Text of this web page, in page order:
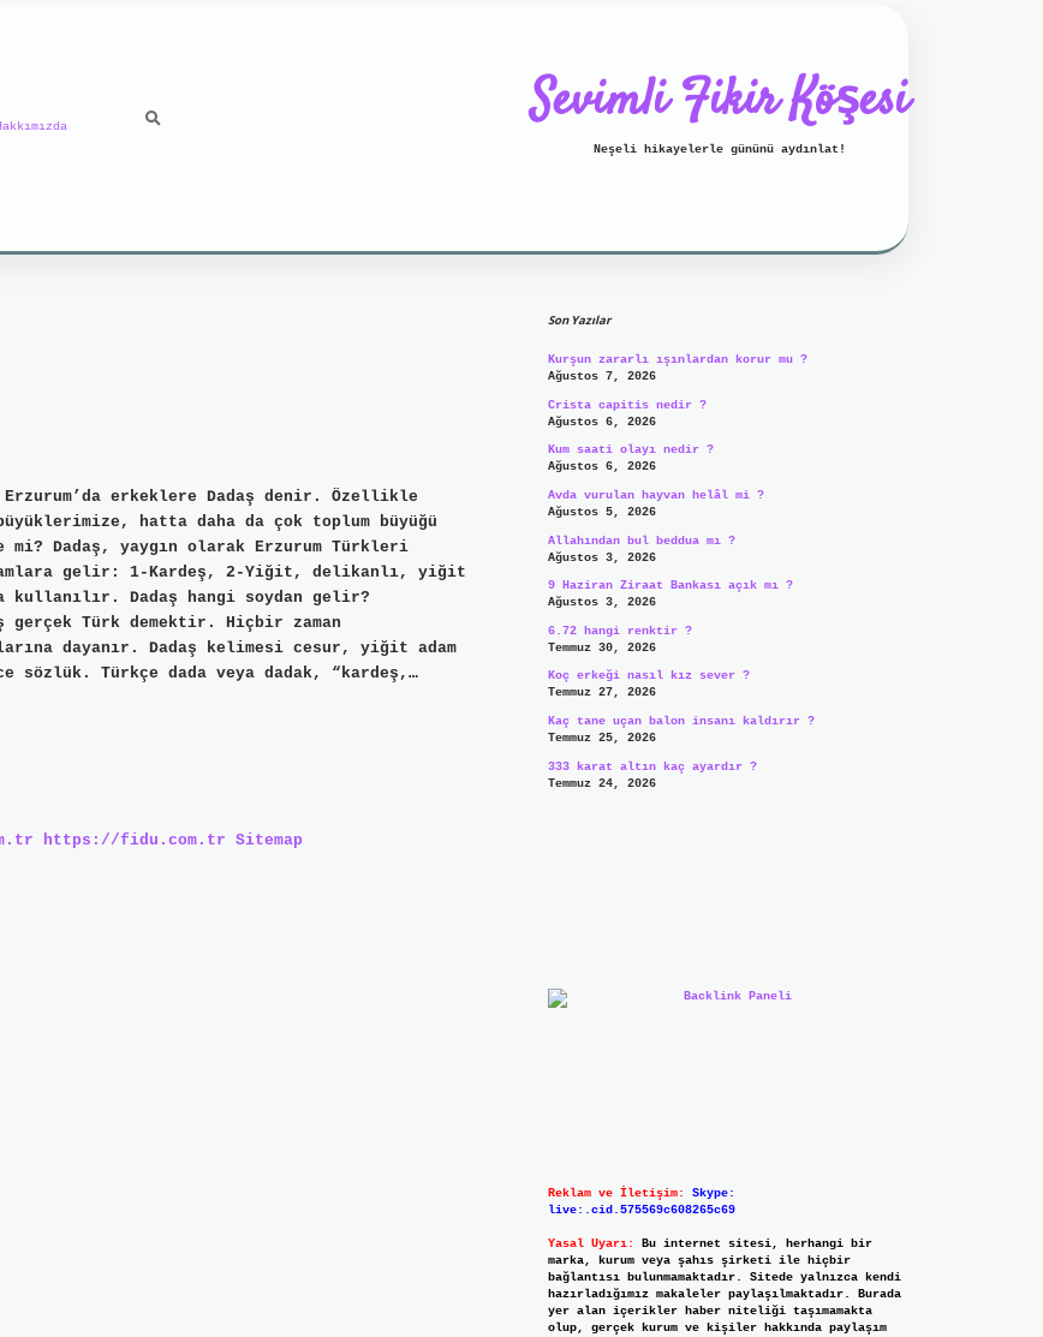
Sevimli Fikir Köşesi
Neşeli hikayelerle gününü aydınlat!
erkeklere Dadaş denir. Özellikle
hatta daha da çok toplum büyüğü
Dadaş, yaygın olarak Erzurum Türkleri
gelir: 1-Kardeş, 2-Yiğit, delikanlı, yiğit
kullanılır. Dadaş hangi soydan gelir?
gerçek Türk demektir. Hiçbir zaman
dayanır. Dadaş kelimesi cesur, yiğit adam
Türkçe dada veya dadak, “kardeş,…
https://fidu.com.tr Sitemap
Son Yazılar
Kurşun zararlı ışınlardan korur mu ?
Ağustos 7, 2026
Crista capitis nedir ?
Ağustos 6, 2026
Kum saati olayı nedir ?
Ağustos 6, 2026
Avda vurulan hayvan helâl mi ?
Ağustos 5, 2026
Allahından bul beddua mı ?
Ağustos 3, 2026
9 Haziran Ziraat Bankası açık mı ?
Ağustos 3, 2026
6.72 hangi renktir ?
Temmuz 30, 2026
Koç erkeği nasıl kız sever ?
Temmuz 27, 2026
Kaç tane uçan balon insanı kaldırır ?
Temmuz 25, 2026
333 karat altın kaç ayardır ?
Temmuz 24, 2026
Reklam ve İletişim:
Skype:
live:.cid.575569c608265c69
Yasal Uyarı:
Bu internet sitesi, herhangi bir
marka, kurum veya şahıs şirketi ile hiçbir
bağlantısı bulunmamaktadır. Sitede yalnızca kendi
hazırladığımız makaleler paylaşılmaktadır. Burada
yer alan içerikler haber niteliği taşımamakta
olup, gerçek kurum ve kişiler hakkında paylaşım